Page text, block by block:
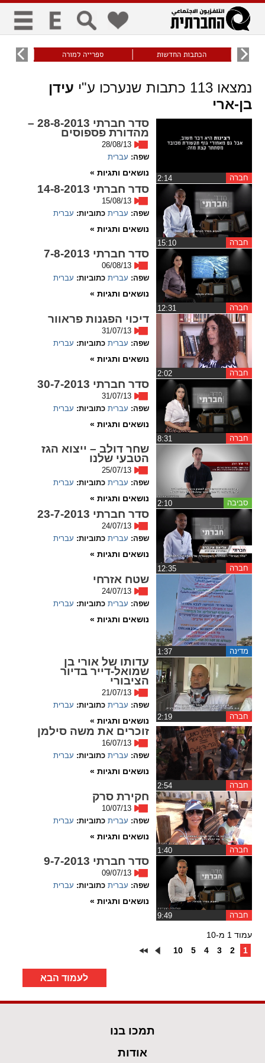
כללי
visibility_off
ביטול הבהובים ניווט מקלדת סימון כותרות
זום
התרחק
גופנים
remove_circle_outline
Decrease font
Increase font
spellcheck
ניגודיות צבעים
brightness_high
ניגודיות בהירה ניגודיות כהה
קישורים
format_underlined
קו תחתי לקישורים
font_download
סימון קישורים
cached
כל
ההגדרות
flag
השארת
משוב
הכתבות החדשות ספרייה למורה עוני
נמצאו113 כתבות שנערכו ע"י עידן
בן-ארי
חברה
סדר חברתי 28-8-2013 –
מהדורת פספוסים
28/08/13
שפה: עברית
נושאים ותגיות »
חברה
סדר חברתי 14-8-2013
15/08/13
שפה: עברית כתוביות: עברית
נושאים ותגיות »
חברה
סדר חברתי 7-8-2013
06/08/13
שפה: עברית כתוביות: עברית
נושאים ותגיות »
חברה
דיכוי הפגנות פראוור
31/07/13
שפה: עברית כתוביות: עברית
נושאים ותגיות »
חברה
סדר חברתי 30-7-2013
31/07/13
שפה: עברית כתוביות: עברית
נושאים ותגיות »
סביבה
שחר דולב – ייצוא הגז
הטבעי שלנו
25/07/13
שפה: עברית כתוביות: עברית
נושאים ותגיות »
חברה
סדר חברתי 23-7-2013
24/07/13
שפה: עברית כתוביות: עברית
נושאים ותגיות »
מדינה
שטח אזרחי
24/07/13
שפה: עברית כתוביות: עברית
נושאים ותגיות »
חברה
עדותו של אורי בן
שמואל-דייר בדיור
הציבורי
21/07/13
שפה: עברית כתוביות: עברית
נושאים ותגיות »
חברה
זוכרים את משה סילמן
16/07/13
שפה: עברית כתוביות: עברית
נושאים ותגיות »
חברה
חקירת סרק
10/07/13
שפה: עברית כתוביות: עברית
נושאים ותגיות »
חברה
סדר חברתי 9-7-2013
09/07/13
שפה: עברית כתוביות: עברית
נושאים ותגיות »
עמוד 1 מ-10
1
2
3
4
5
10
לעמוד הבא
תמכו בנו
אודות